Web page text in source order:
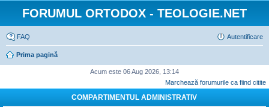
FORUMUL ORTODOX - TEOLOGIE.NET
FAQ Autentificare
Prima pagină
Acum este 06 Aug 2026, 13:14
Marchează forumurile ca fiind citite
COMPARTIMENTUL ADMINISTRATIV